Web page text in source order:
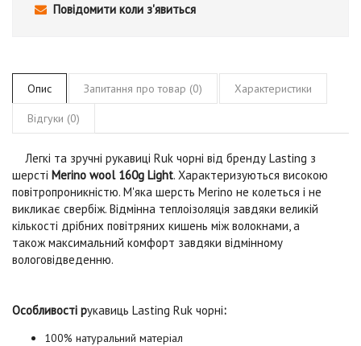
Повідомити коли з'явиться
Опис Запитання про товар (0) Характеристики
Відгуки (0)
Легкі та зручні рукавиці Ruk чорні від бренду Lasting з
шерсті Merino wool 160g Light. Характеризуються високою
повітропроникністю. М'яка шерсть Merino не колеться і не
викликає свербіж. Відмінна теплоізоляція завдяки великій
кількості дрібних повітряних кишень між волокнами, а
також максимальний комфорт завдяки відмінному
вологовідведенню.
Особливості рукавиць Lasting Ruk чорні:
100% натуральний матеріал